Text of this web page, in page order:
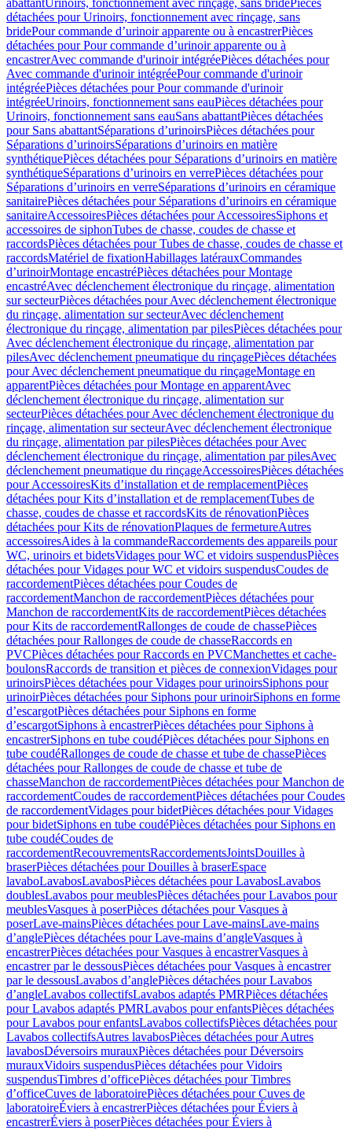
abattantUrinoirs, fonctionnement avec rinçage, sans bridePièces
détachées pour Urinoirs, fonctionnement avec rinçage, sans
bridePour commande d’urinoir apparente ou à encastrerPièces
détachées pour Pour commande d’urinoir apparente ou à
encastrerAvec commande d'urinoir intégréePièces détachées pour
Avec commande d'urinoir intégréePour commande d'urinoir
intégréePièces détachées pour Pour commande d'urinoir
intégréeUrinoirs, fonctionnement sans eauPièces détachées pour
Urinoirs, fonctionnement sans eauSans abattantPièces détachées
pour Sans abattantSéparations d’urinoirsPièces détachées pour
Séparations d’urinoirsSéparations d’urinoirs en matière
synthétiquePièces détachées pour Séparations d’urinoirs en matière
synthétiqueSéparations d’urinoirs en verrePièces détachées pour
Séparations d’urinoirs en verreSéparations d’urinoirs en céramique
sanitairePièces détachées pour Séparations d’urinoirs en céramique
sanitaireAccessoiresPièces détachées pour AccessoiresSiphons et
accessoires de siphonTubes de chasse, coudes de chasse et
raccordsPièces détachées pour Tubes de chasse, coudes de chasse et
raccordsMatériel de fixationHabillages latérauxCommandes
dʼurinoirMontage encastréPièces détachées pour Montage
encastréAvec déclenchement électronique du rinçage, alimentation
sur secteurPièces détachées pour Avec déclenchement électronique
du rinçage, alimentation sur secteurAvec déclenchement
électronique du rinçage, alimentation par pilesPièces détachées pour
Avec déclenchement électronique du rinçage, alimentation par
pilesAvec déclenchement pneumatique du rinçagePièces détachées
pour Avec déclenchement pneumatique du rinçageMontage en
apparentPièces détachées pour Montage en apparentAvec
déclenchement électronique du rinçage, alimentation sur
secteurPièces détachées pour Avec déclenchement électronique du
rinçage, alimentation sur secteurAvec déclenchement électronique
du rinçage, alimentation par pilesPièces détachées pour Avec
déclenchement électronique du rinçage, alimentation par pilesAvec
déclenchement pneumatique du rinçageAccessoiresPièces détachées
pour AccessoiresKits d’installation et de remplacementPièces
détachées pour Kits d’installation et de remplacementTubes de
chasse, coudes de chasse et raccordsKits de rénovationPièces
détachées pour Kits de rénovationPlaques de fermetureAutres
accessoiresAides à la commandeRaccordements des appareils pour
WC, urinoirs et bidetsVidages pour WC et vidoirs suspendusPièces
détachées pour Vidages pour WC et vidoirs suspendusCoudes de
raccordementPièces détachées pour Coudes de
raccordementManchon de raccordementPièces détachées pour
Manchon de raccordementKits de raccordementPièces détachées
pour Kits de raccordementRallonges de coude de chassePièces
détachées pour Rallonges de coude de chasseRaccords en
PVCPièces détachées pour Raccords en PVCManchettes et cache-
boulonsRaccords de transition et pièces de connexionVidages pour
urinoirsPièces détachées pour Vidages pour urinoirsSiphons pour
urinoirPièces détachées pour Siphons pour urinoirSiphons en forme
d’escargotPièces détachées pour Siphons en forme
d’escargotSiphons à encastrerPièces détachées pour Siphons à
encastrerSiphons en tube coudéPièces détachées pour Siphons en
tube coudéRallonges de coude de chasse et tube de chassePièces
détachées pour Rallonges de coude de chasse et tube de
chasseManchon de raccordementPièces détachées pour Manchon de
raccordementCoudes de raccordementPièces détachées pour Coudes
de raccordementVidages pour bidetPièces détachées pour Vidages
pour bidetSiphons en tube coudéPièces détachées pour Siphons en
tube coudéCoudes de
raccordementRecouvrementsRaccordementsJointsDouilles à
braserPièces détachées pour Douilles à braserEspace
lavaboLavabosLavabosPièces détachées pour LavabosLavabos
doublesLavabos pour meublesPièces détachées pour Lavabos pour
meublesVasques à poserPièces détachées pour Vasques à
poserLave-mainsPièces détachées pour Lave-mainsLave-mains
d’anglePièces détachées pour Lave-mains d’angleVasques à
encastrerPièces détachées pour Vasques à encastrerVasques à
encastrer par le dessousPièces détachées pour Vasques à encastrer
par le dessousLavabos d’anglePièces détachées pour Lavabos
d’angleLavabos collectifsLavabos adaptés PMRPièces détachées
pour Lavabos adaptés PMRLavabos pour enfantsPièces détachées
pour Lavabos pour enfantsLavabos collectifsPièces détachées pour
Lavabos collectifsAutres lavabosPièces détachées pour Autres
lavabosDéversoirs murauxPièces détachées pour Déversoirs
murauxVidoirs suspendusPièces détachées pour Vidoirs
suspendusTimbres dʼofficePièces détachées pour Timbres
dʼofficeCuves de laboratoirePièces détachées pour Cuves de
laboratoireÉviers à encastrerPièces détachées pour Éviers à
encastrerÉviers à poserPièces détachées pour Éviers à